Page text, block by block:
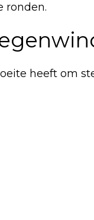
ronden.
heeft om